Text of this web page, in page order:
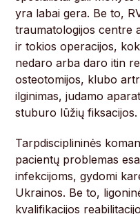
yra labai gera. Be to,
traumatologijos centre
ir tokios operacijos,
nedaro arba daro itin
osteotomijos, klubo
ilginimas, judamo
stuburo lūžių fiksacijos.
Tarpdisciplininės
pacientų problemas
infekcijoms, gydomi
Ukrainos. Be to,
kvalifikacijos